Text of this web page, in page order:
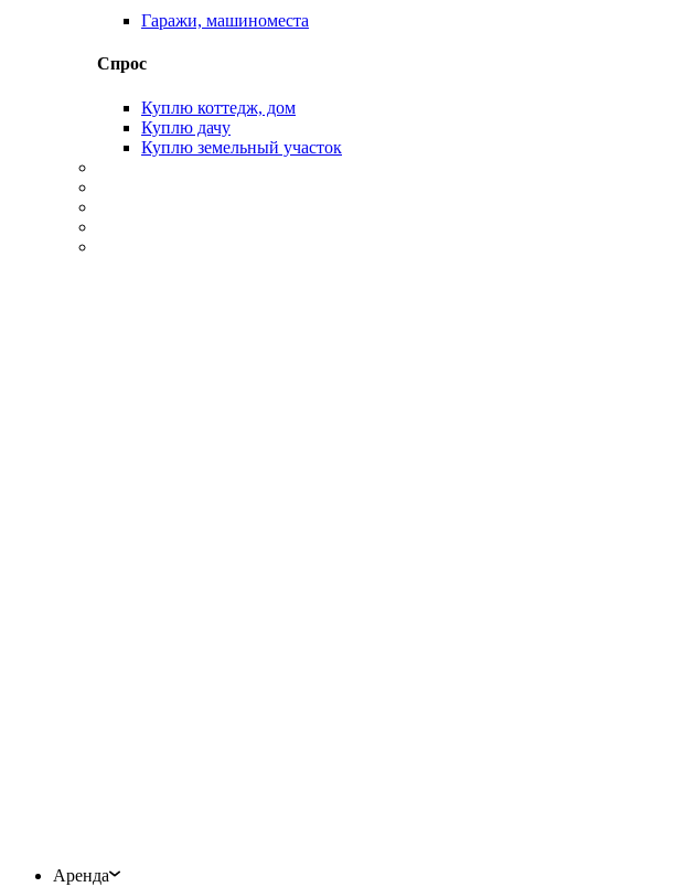
Гаражи, машиноместа
Спрос
Куплю коттедж, дом
Куплю дачу
Куплю земельный участок
Аренда